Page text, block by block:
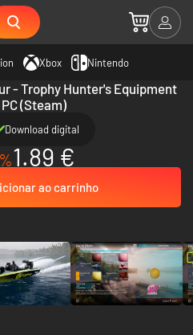
Xbox Nintendo
- Trophy Hunter's Equipment
(Steam)
Download digital
1.89 €
ao carrinho